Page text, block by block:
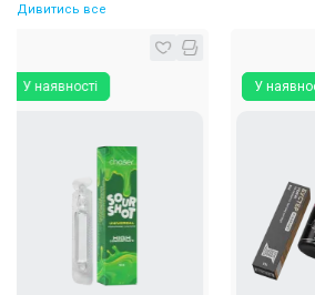
Дивитись все
наявності У наявності